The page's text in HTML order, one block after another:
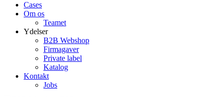
Cases
Om os
Teamet
Ydelser
B2B Webshop
Firmagaver
Private label
Katalog
Kontakt
Jobs